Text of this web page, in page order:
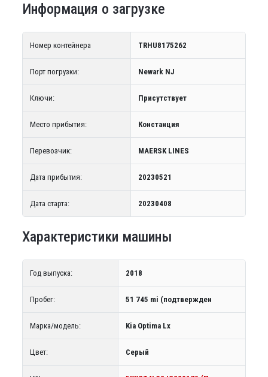
Информация о загрузке
Номер контейнера TRHU8175262
Порт погрузки: Newark NJ
Ключи: Присутствует
Место прибытия: Констанция
Перевозчик: MAERSK LINES
Дата прибытия: 20230521
Дата старта: 20230408
Характеристики машины
Год выпуска: 2018
Пробег: 51 745 mi (подтвержден
Марка/модель: Kia Optima Lx
Цвет: Серый